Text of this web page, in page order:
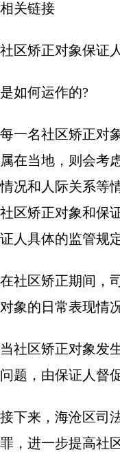
相关链接
社区矫正对象保证
是如何运作的?
每一名社区矫正对
属在当地，则会考
情况和人际关系等
社区矫正对象和保
证人具体的监管规
在社区矫正期间，
对象的日常表现情
当社区矫正对象发
问题，由保证人督
接下来，海沧区司
罪，进一步提高社